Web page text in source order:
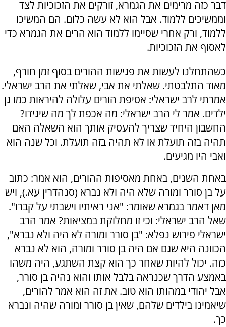
דבר כזה מרימים את הגמרא, זורקים את הזכוכיות לצד
וממשיכים ללמוד. אבל הוא לא עשה כלום. הם המשיכו
ללמוד, ורק אחרי שסיימו ללמוד הוא הרים את הגמרא כדי
לאסוף את הזכוכיות.
כשהתחלנו לעשות את פגישות ההורים בסוף זמן חורף,
מאוד התלבטתי. שאלתי את אבי, שאלתי את הרב ישראלי.
אמרתי לרב ישראלי: אסיפת הורים עלולה להיראות כמו גן
ילדים. אמר לי הרב ישראלי: מה אכפת לך מה שיגידו?
החשבון היחיד שצריך להעסיק אותך הוא השאלה האם
תהיה בזה תועלת או לא תהיה בזה תועלת. וכל שנה הוא
ואבי היו מגיעים.
באחת השנים, באחת מאסיפות ההורים, הוא אמר: כתוב
על בן סורר ומורה שלא היה ולא נברא (סנהדרין עא.), ויש
מאן דאמר בגמרא שאומר: "אני ראיתיו וישבתי על קברו".
שאל הרב ישראלי: וכי זו מחלוקת במציאות? אמר הרב
ישראלי פירוש נפלא: "בן סורר ומורה לא היה ולא נברא",
הכוונה היא שגם אם היה בן סורר ומורה, הוא לא נברא
כזה. יכול להיות שאחר כך הוא קצת השתגע, היה משהו
באמצע הדרך שכנראה בלבל אותו והוא נהיה בן סורר,
אבל יהודי במהותו הוא טוב. את זה הוא אמר להורים,
שיאמינו בילדים שלהם, שאין בן סורר ומורה שהיה ונברא
כך.